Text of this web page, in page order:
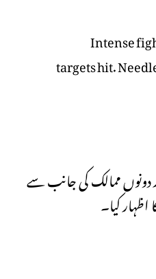
Intense
targets hit.
دونوں ممالک کی جانب سے
کیا۔